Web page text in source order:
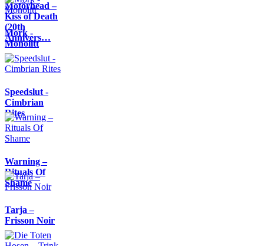
Motörhead –
Kiss of Death
(20th
Annivers…
Mork -
Monolitt
Speedslut -
Cimbrian
Rites
Warning –
Rituals Of
Shame
Tarja –
Frisson Noir